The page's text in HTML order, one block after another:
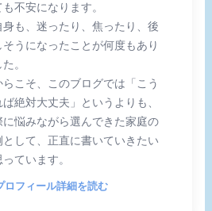
も不安になります。
身も、迷ったり、焦ったり、後
そうになったことが何度もあり
。
らこそ、このブログでは「こう
ば絶対大丈夫」というよりも、
に悩みながら選んできた家庭の
として、正直に書いていきたい
っています。
ロフィール詳細を読む